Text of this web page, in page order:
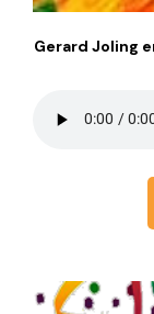
Gerard Joling